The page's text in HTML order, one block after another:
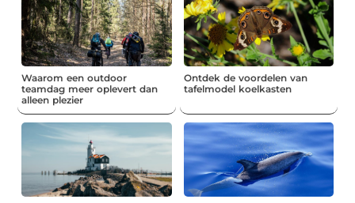
Waarom een outdoor
teamdag meer oplevert dan
alleen plezier
Ontdek de voordelen van
tafelmodel koelkasten